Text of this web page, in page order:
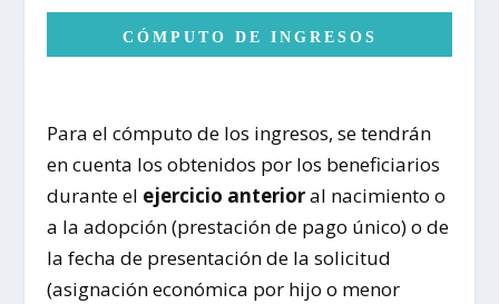
CÓMPUTO DE INGRESOS
Para el cómputo de los ingresos, se tendrán
en cuenta los obtenidos por los beneficiarios
durante el ejercicio anterioral nacimiento o
a la adopción (prestación de pago único) o de
la fecha de presentación de la solicitud
(asignación económica por hijo o menor